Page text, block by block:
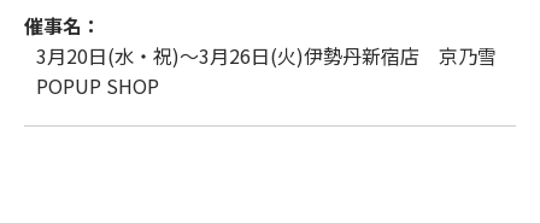
催事名：
3月20日(水・祝)～3月26日(火)伊勢丹新宿店 京乃雪
POPUP SHOP